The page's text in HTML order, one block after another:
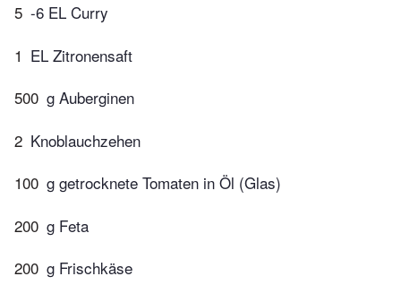
5 -6 EL Curry
1 EL Zitronensaft
500 g Auberginen
2 Knoblauchzehen
100 g getrocknete Tomaten in Öl (Glas)
200 g Feta
200 g Frischkäse